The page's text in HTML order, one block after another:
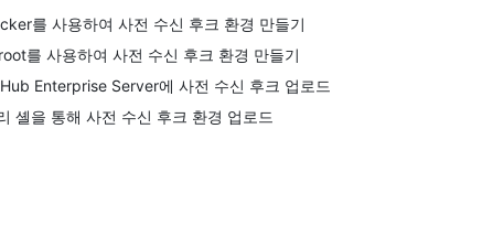
를 사용하여 사전 수신 후크 환경 만들기
를 사용하여 사전 수신 후크 환경 만들기
Enterprise Server에 사전 수신 후크 업로드
셸을 통해 사전 수신 후크 환경 업로드